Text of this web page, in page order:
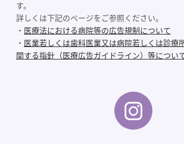
す。
詳しくは下記のページをご参照ください。
・ 医療法における病院等の広告規制について
・ 医業若しくは歯科医業又は病院若しくは診療
関する指針（医療広告ガイドライン）等につい